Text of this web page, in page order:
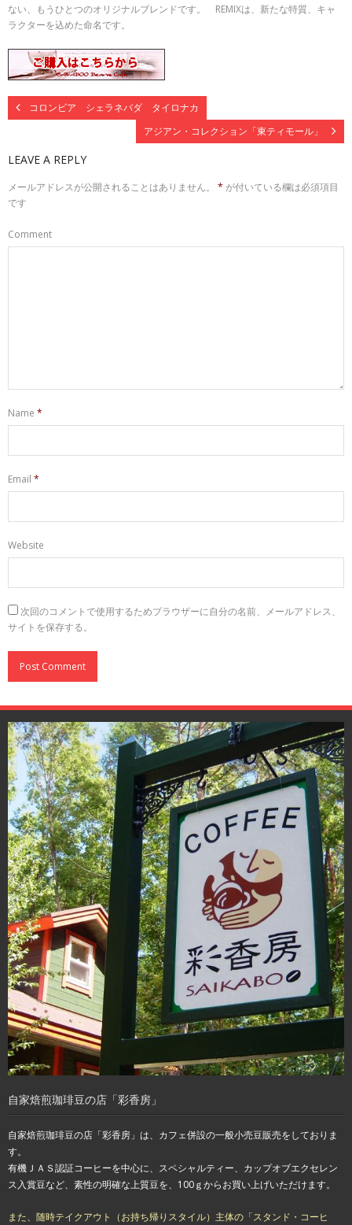
ない、もうひとつのオリジナルブレンドです。 REMIXは、新たな特質、キャ
ラクターを込めた命名です。
コロンビア シェラネバダ タイロナカ
アジアン・コレクション「東ティモール」
LEAVE A REPLY
メールアドレスが公開されることはありません。 * が付いている欄は必須項目
です
Comment
Name *
Email *
Website
次回のコメントで使用するためブラウザーに自分の名前、メールアドレス、
サイトを保存する。
自家焙煎珈琲豆の店「彩香房」
自家焙煎珈琲豆の店「彩香房」は、カフェ併設の一般小売豆販売をしておりま
す。
有機ＪＡＳ認証コーヒーを中心に、スペシャルティー、カップオブエクセレン
ス入賞豆など、素性の明確な上質豆を、100ｇからお買い上げいただけます。
また、随時テイクアウト（お持ち帰りスタイル）主体の「スタンド・コーヒ